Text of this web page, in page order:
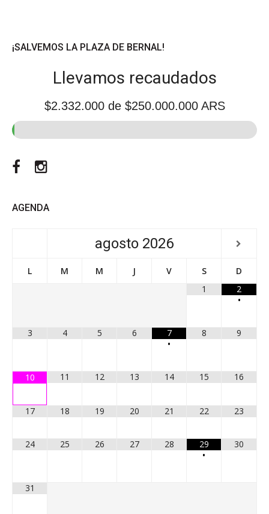
¡SALVEMOS LA PLAZA DE BERNAL!
Llevamos recaudados
$2.332.000de $250.000.000 ARS
Facebook
AGENDA
agosto 2026
L M M J V S
D
1
2
•
3 4 5 6
7
•
8 9
10 11 12 13 14 15 16
17 18 19 20 21 22 23
24 25 26 27 28
29
•
30
31